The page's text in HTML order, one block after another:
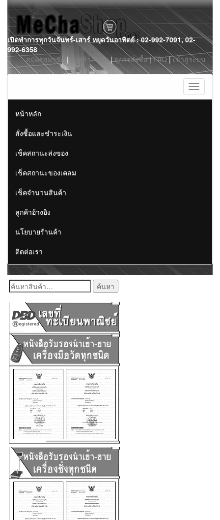
Skip
to
content
เปิดทำการทุกวันจันทร์-เสาร์ หยุดวันอาทิตย์ : 02-992-7091, 02-
992-6358
สมัครสมาชิก | ตะกร้าสินค้า|ดูการสั่งซื้อ|FAQ|เข้าสู่ระบบ
Toggle
หน้าหลัก
สั่งซื้อและชำระเงิน
เช็คสถานะส่งของ
เช็คสถานะของเคลม
เช็คจำนวนสินค้า
ลูกค้าอ้างอิง
นโยบายร้านค้า
ติดต่อเรา
ค้นหา: